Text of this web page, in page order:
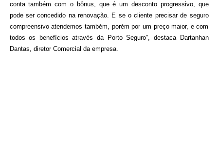
conta também com o bônus, que é um desconto progressivo, que
pode ser concedido na renovação. E se o cliente precisar de seguro
compreensivo atendemos também, porém por um preço maior, e com
todos os benefícios através da Porto Seguro”, destaca Dartanhan
Dantas, diretor Comercial da empresa.